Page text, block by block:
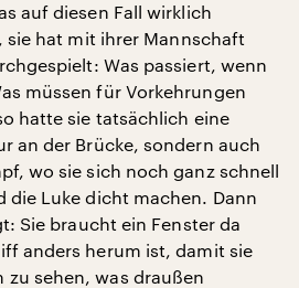
auf diesen Fall wirklich
sie hat mit ihrer Mannschaft
Was passiert, wenn
müssen für Vorkehrungen
hatte sie tatsächlich eine
an der Brücke, sondern auch
wo sie sich noch ganz schnell
die Luke dicht machen. Dann
Sie braucht ein Fenster da
anders herum ist, damit sie
zu sehen, was draußen